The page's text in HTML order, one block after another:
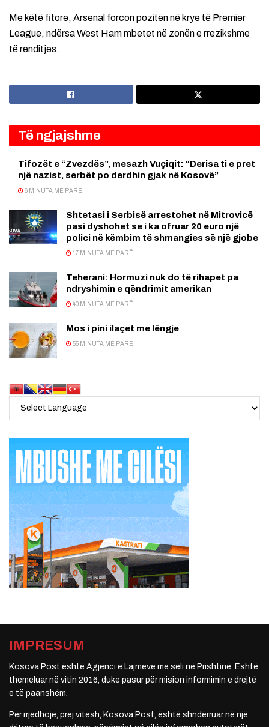
Me këtë fitore, Arsenal forcon pozitën në krye të Premier
League, ndërsa West Ham mbetet në zonën e rrezikshme
të renditjes.
Të ngjajshme
Tifozët e “Zvezdës”, mesazh Vuçiqit: “Derisa ti e pret
një nazist, serbët po derdhin gjak në Kosovë”
6 MINUTA MË PARË
Shtetasi i Serbisë arrestohet në Mitrovicë
pasi dyshohet se i ka ofruar 20 euro një
polici në këmbim të shmangies së një gjobe
17 MINUTA MË PARË
Teherani: Hormuzi nuk do të rihapet pa
ndryshimin e qëndrimit amerikan
40 MINUTA MË PARË
Mos i pini ilaçet me lëngje
55 MINUTA MË PARË
IMPRESUM
Kosova Post është Agjenci e Lajmeve me seli në Prishtinë. Është
themeluar në vitin 2016, duke pasur për mision informimin e drejtë
e të paanshëm.
Për rrjedhojë, prej vitesh, Kosova Post, është shndërruar në një